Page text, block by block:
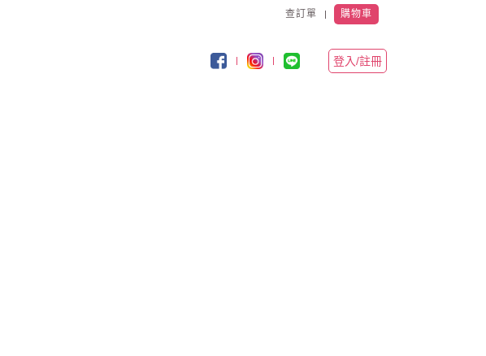
查訂單 購物車
登入/註冊